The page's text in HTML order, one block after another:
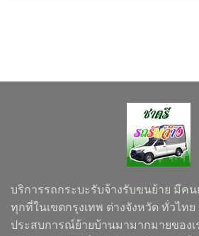
บริการรถกระบะรับจ้างรับขนย้าย มีค
ทุกที่ในเขตกรุงเทพ ต่างจังหวัด ทั่วไทย
ประสบการณ์ย้ายบ้านมามากมายของเ